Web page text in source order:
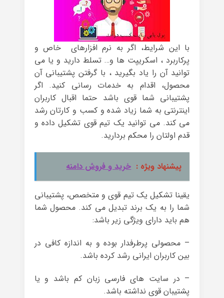
با این شرایط، اگر به نرم افزارهای خاص و
پرکاربرد ، اسکریپت ها و… تسلط دارید و یا می
توانید آن را یاد بگیرید ، با گرفتن پشتیبانی آن
محصول، اقدام به خدمات رسانی کنید. اگر
پشتیبانی شما قوی باشد حتما اقبال کاربران
اینترنتی به شما زیاد شده و کسب و کارتان رشد
می کند. می توانید یک تیم قوی تشکیل داده و
قدم اولتان را محکم بردارید.
پیشنهاد ویژه : خرید و فروش دامنه
یقینا تشکیل یک تیم قوی و متخصص، پشتیبانی
شما را به یک برند تبدیل می کند. محصول شما
هم باید دارای ویژگی زیر باشد:
– محصولی پرطرفدار بوده و به اندازه کافی در
بین کاربران ایرانی رشد کرده باشد.
– در سایت های فارسی زبان کم باشد و یا
پشتیبان قوی نداشته باشد.